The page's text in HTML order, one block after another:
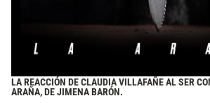
LA REACCIÓN DE CLAUDIA VILLAFAÑE AL SER
ARAÑA, DE JIMENA BARÓN.